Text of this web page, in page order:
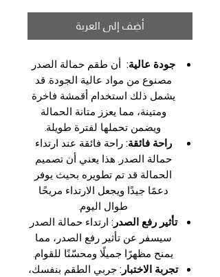
أضِف إلى العربة
جودة عالية: أن طقم حمالة الصدر
مصنوع من مواد عالية الجودة. قد
يشمل ذلك استخدام أقمشة فاخرة
ومتينة، مما يعزز متانة الحمالة
ويضمن تحملها لفترة طويلة.
راحة فائقة:راحة فائقة عند ارتداء
حمالة الصدر. هذا يعني أن تصميم
الحمالة قد تم تطويره بحيث يوفر
دعمًا جيدًا ويجعل الارتداء مريحًا
طوال اليوم.
تأثير رفع الصدر: ارتداء حمالة الصدر
سيسفر عن تأثير رفع الصدر، مما
يمنح مظهرًا جميلًا ومحسّنًا للقوام.
تجربة الاختبار:جربي الطقم بنفسك،